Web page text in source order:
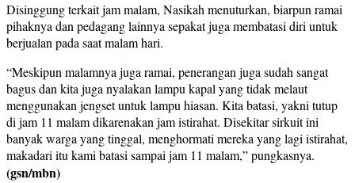
Disinggung terkait jam malam, Nasikah menuturkan, biarpun ramai
pihaknya dan pedagang lainnya sepakat juga membatasi diri untuk
berjualan pada saat malam hari.
“Meskipun malamnya juga ramai, penerangan juga sudah sangat
bagus dan kita juga nyalakan lampu kapal yang tidak melaut
menggunakan jengset untuk lampu hiasan. Kita batasi, yakni tutup
di jam 11 malam dikarenakan jam istirahat. Disekitar sirkuit ini
banyak warga yang tinggal, menghormati mereka yang lagi istirahat,
makadari itu kami batasi sampai jam 11 malam,” pungkasnya.
(gsn/mbn)